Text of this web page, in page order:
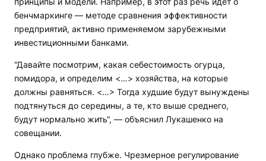
бенчмаркинге — методе сравнения эффективности
предприятий, активно применяемом зарубежными
инвестиционными банками.
“Давайте посмотрим, какая себестоимость огурца,
помидора, и определим <…> хозяйства, на которые
должны равняться. <…> Тогда худшие будут вынуждены
подтянуться до середины, а те, кто выше среднего,
будут нормально жить“, — объяснил Лукашенко на
совещании.
Однако проблема глубже. Чрезмерное регулирование